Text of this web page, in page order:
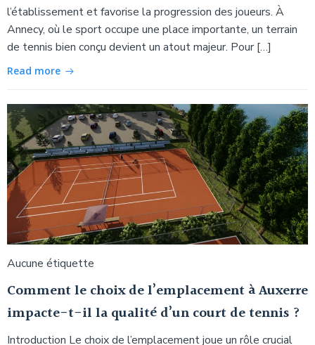
l’établissement et favorise la progression des joueurs. À
Annecy, où le sport occupe une place importante, un terrain
de tennis bien conçu devient un atout majeur. Pour […]
Read more
Aucune étiquette
Comment le choix de l’emplacement à Auxerre
impacte-t-il la qualité d’un court de tennis ?
Introduction Le choix de l’emplacement joue un rôle crucial